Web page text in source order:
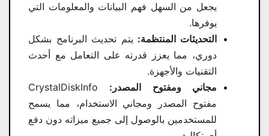
يجعل من السهل فهم البيانات والمعلومات التي
يوفرها.
التحديثات المنتظمة: يتم تحديث البرنامج بشكل
دوري، مما يعزز قدرته على التعامل مع أحدث
التقنيات والأجهزة.
مجاني ومفتوح المصدر:
CrystalDiskInfo
مفتوح المصدر ومجاني الاستخدام، مما يسمح
للمستخدمين بالوصول إلى جميع ميزاته دون دفع